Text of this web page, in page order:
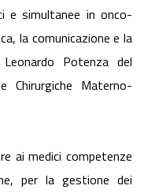
e simultanee in onco-
la comunicazione e la
Potenza del
Chirurgiche Materno-
ai medici competenze
per la gestione dei